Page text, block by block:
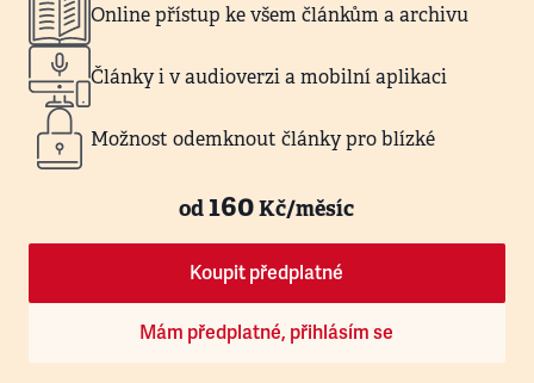
Online přístup ke všem článkům a archivu
Články i v audioverzi a mobilní aplikaci
Možnost odemknout články pro blízké
od160Kč/měsíc
Koupit předplatné
Mám předplatné, přihlásím se